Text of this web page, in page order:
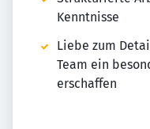
Kenntnisse
Liebe zum
Team ein
erschaffen